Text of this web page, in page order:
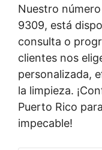
Nuestro
9309, está
consulta o
clientes nos
personalizada,
la limpieza.
Puerto Rico
impecable!